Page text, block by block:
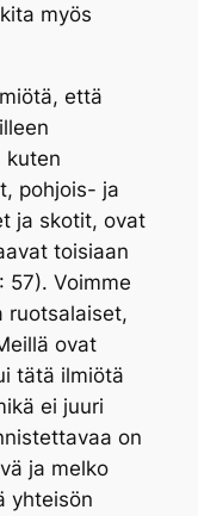
myös
että
kuten
pohjois- ja
ja skotit, ovat
toisiaan
57). Voimme
ruotsalaiset,
ovat
tätä ilmiötä
ei juuri
on
ja melko
yhteisön